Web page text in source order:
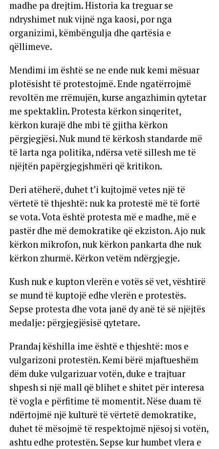
madhe pa drejtim. Historia ka treguar se
ndryshimet nuk vijnë nga kaosi, por nga
organizimi, këmbëngulja dhe qartësia e
qëllimeve.
Mendimi im është se ne ende nuk kemi mësuar
plotësisht të protestojmë. Ende ngatërrojmë
revoltën me rrëmujën, kurse angazhimin qytetar
me spektaklin. Protesta kërkon sinqeritet,
kërkon kurajë dhe mbi të gjitha kërkon
përgjegjësi. Nuk mund të kërkosh standarde më
të larta nga politika, ndërsa vetë sillesh me të
njëjtën papërgjegjshmëri që kritikon.
Deri atëherë, duhet t’i kujtojmë vetes një të
vërtetë të thjeshtë: nuk ka protestë më të fortë
se vota. Vota është protesta më e madhe, më e
pastër dhe më demokratike që ekziston. Ajo nuk
kërkon mikrofon, nuk kërkon pankarta dhe nuk
kërkon zhurmë. Kërkon vetëm ndërgjegje.
Kush nuk e kupton vlerën e votës së vet, vështirë
se mund të kuptojë edhe vlerën e protestës.
Sepse protesta dhe vota janë dy anë të së njëjtës
medalje: përgjegjësisë qytetare.
Prandaj këshilla ime është e thjeshtë: mos e
vulgarizoni protestën. Kemi bërë mjaftueshëm
dëm duke vulgarizuar votën, duke e trajtuar
shpesh si një mall që blihet e shitet për interesa
të vogla e përfitime të momentit. Nëse duam të
ndërtojmë një kulturë të vërtetë demokratike,
duhet të mësojmë të respektojmë njësoj si votën,
ashtu edhe protestën. Sepse kur humbet vlera e